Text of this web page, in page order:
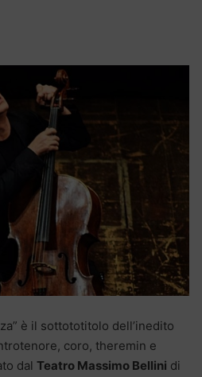
è il sottototitolo dell’inedito
coro, theremin e
dal Teatro Massimo Bellini di